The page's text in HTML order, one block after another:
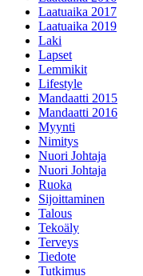
Laatuaika 2017
Laatuaika 2019
Laki
Lapset
Lemmikit
Lifestyle
Mandaatti 2015
Mandaatti 2016
Myynti
Nimitys
Nuori Johtaja
Nuori Johtaja
Ruoka
Sijoittaminen
Talous
Tekoäly
Terveys
Tiedote
Tutkimus